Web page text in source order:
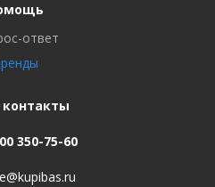
ответ
350-75-60